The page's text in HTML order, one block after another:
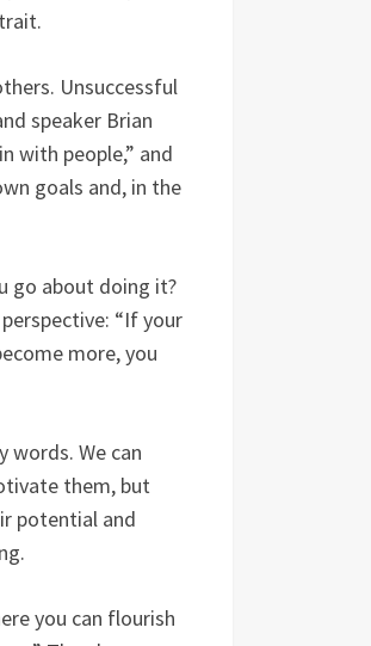
Unsuccessful
speaker Brian
with people,” and
goals and, in the
go about doing it?
“If your
more, you
words. We can
them, but
potential and
you can flourish